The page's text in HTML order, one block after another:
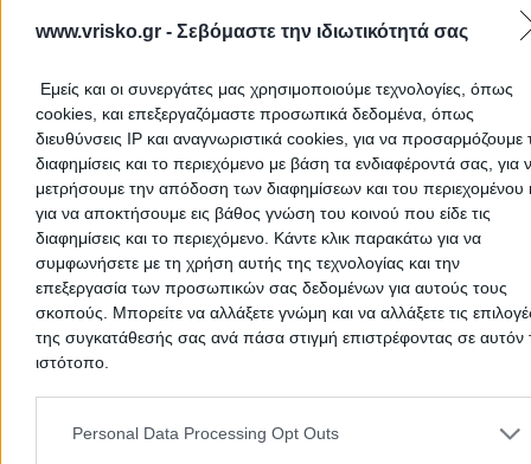
www.vrisko.gr - Σεβόμαστε την ιδιωτικότητά σας
Εμείς και οι συνεργάτες μας χρησιμοποιούμε τεχνολογίες, όπως
cookies, και επεξεργαζόμαστε προσωπικά δεδομένα, όπως
διευθύνσεις IP και αναγνωριστικά cookies, για να προσαρμόζουμε
διαφημίσεις και το περιεχόμενο με βάση τα ενδιαφέροντά σας, για
μετρήσουμε την απόδοση των διαφημίσεων και του περιεχομένου
για να αποκτήσουμε εις βάθος γνώση του κοινού που είδε τις
διαφημίσεις και το περιεχόμενο. Κάντε κλικ παρακάτω για να
συμφωνήσετε με τη χρήση αυτής της τεχνολογίας και την
επεξεργασία των προσωπικών σας δεδομένων για αυτούς τους
σκοπούς. Μπορείτε να αλλάξετε γνώμη και να αλλάξετε τις
της συγκατάθεσής σας ανά πάσα στιγμή επιστρέφοντας σε αυτόν
ιστότοπο.
Please note that this website/app uses one or more Google
and may gather and store information including but not limited to
Personal Data Processing Opt Outs
ΑΓ.ΝΙΚΟΛΑΟΥ 1
Αμόλυβδη 95 Οκτ.-
Τελευταία Ενημέρωση: 09/08/2026 1:59:44 πμ
ΓΕΩΡΓΙΟΣ Ζ. ΠΑΤΡΩΝΑΚΗΣ Α.Ε.
Ι.ΣΕΡΓΑΚΗ 29 ΝΕΑΠΟΛΗ ΚΡΗΤΗΣ
Αμόλυβδη 95 Οκτ. -
Τελευταία Ενημέρωση: 08/08/2026 8:58:24 πμ
ΕΚΟ ΚΑΛΥΨΩ Νο 191